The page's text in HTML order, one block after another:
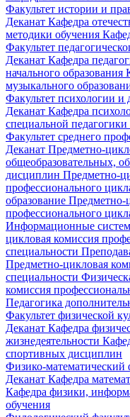
Факультет истории и
Деканат Кафедра
методики обучения
Факультет
Деканат Кафедра
начального образования
музыкального
Факультет психологии и
Деканат Кафедра
специальной
Факультет среднего
Деканат Предметно-
общеобразовательных,
дисциплин Предметно-
профессионального
образование Предметно-
профессионального
Информационные
цикловая комиссия
специальности
Предметно-цикловая
специальности
комиссия
Педагогика
Факультет физической
Деканат Кафедра
жизнедеятельности
спортивных дисциплин
Физико-математический
Деканат Кафедра
Кафедра физики,
обучения